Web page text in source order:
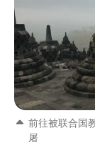
前往被联合国
屠